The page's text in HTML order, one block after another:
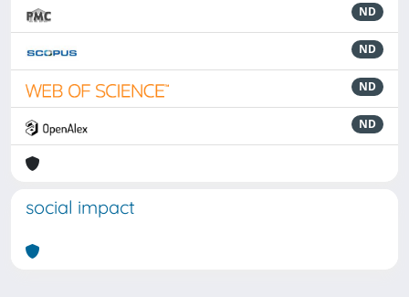
ND
ND
ND
ND
social impact